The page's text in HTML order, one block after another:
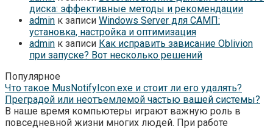
диска: эффективные методы и рекомендации
admin к записи Windows Server для САМП:
установка, настройка и оптимизация
admin к записи Как исправить зависание Oblivion
при запуске? Вот несколько решений
Популярное
Что такое MusNotifyIcon.exe и стоит ли его удалять?
Преградой или неотъемлемой частью вашей системы?
В наше время компьютеры играют важную роль в
повседневной жизни многих людей. При работе